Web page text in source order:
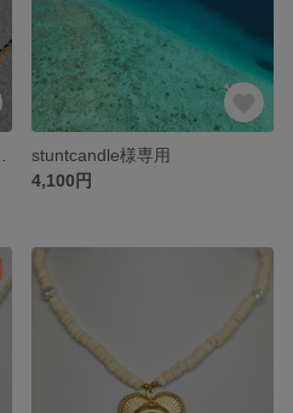
stuntcandle様専用
4,100円